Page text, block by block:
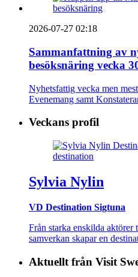
2026-07-27 02:18
Sammanfattning av
besöksnäring vecka
Nyhetsfattig vecka men
Evenemang samt
Veckans profil
Sylvia Nylin
VD Destination Sigtuna
Från starka enskilda
samverkan skapar en
Aktuellt från Visit